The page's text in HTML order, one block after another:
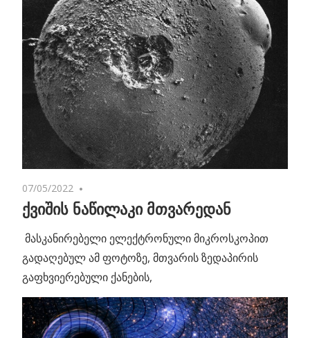
07/05/2022
ქვიშის ნაწილაკი მთვარედან
მასკანირებელი ელექტრონული მიკროსკოპით
გადაღებულ ამ ფოტოზე, მთვარის ზედაპირის
გაფხვიერებული ქანების,